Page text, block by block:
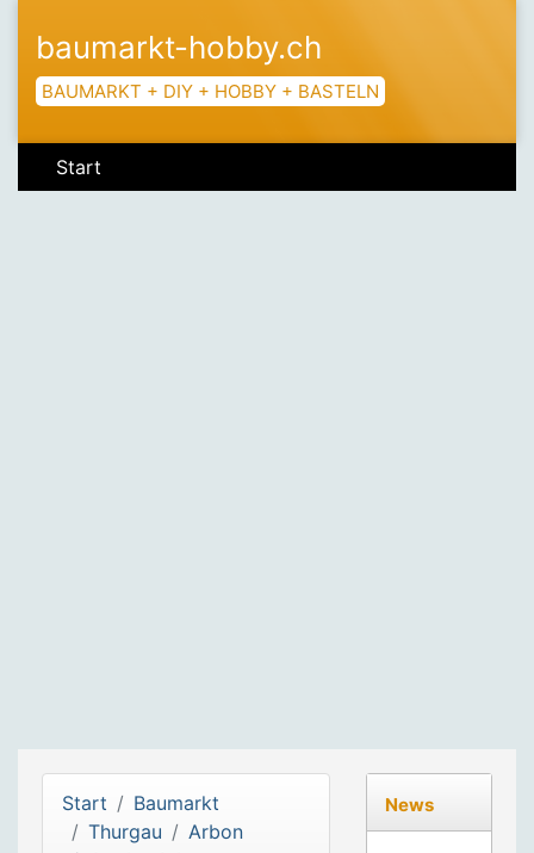
baumarkt-hobby.ch
BAUMARKT + DIY + HOBBY + BASTELN
Start
Start
Baumarkt
Thurgau
Arbon
News